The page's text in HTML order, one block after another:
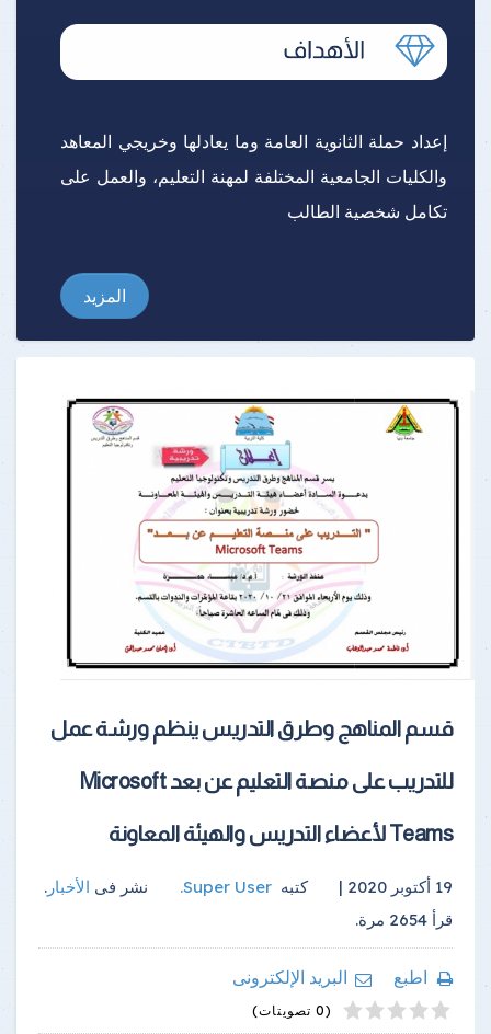
إعداد حملة الثانوية العامة وما يعادلها وخريجي المعاهد
والكليات الجامعية المختلفة لمهنة التعليم، والعمل على
تكامل شخصية الطالب
المزيد
قسم المناهج وطرق التدريس ينظم ورشة عمل
للتدريب على منصة التعليم عن بعد Microsoft
Teams لأعضاء التدريس والهيئة المعاونة
19 أكتوبر 2020 | كتبهSuper User
. نشر فى الأخبار .
قرأ 2654 مرة.
اطبع
البريد الإلكترونى
1
2
3
4
5 (0 تصويتات)